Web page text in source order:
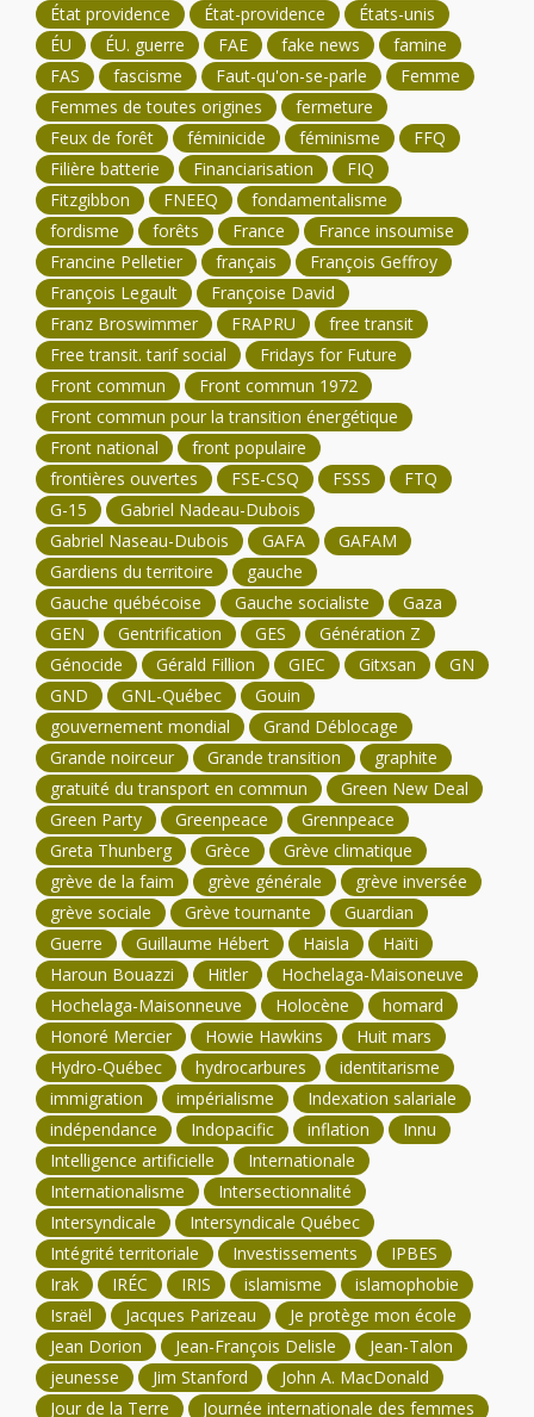
État providence
État-providence
États-unis
ÉU
ÉU. guerre FAE fake news
famine
FAS
fascisme Faut-qu'on-se-parle
Femme
Femmes de toutes origines
fermeture
Feux de forêt
féminicide féminisme
FFQ
Filière batterie
Financiarisation
FIQ
Fitzgibbon
FNEEQ
fondamentalisme
fordisme
forêts France
France insoumise
Francine Pelletier
français
François Geffroy
François Legault
Françoise David
Franz Broswimmer
FRAPRU
free transit
Free transit. tarif social
Fridays for Future
Front commun
Front commun 1972
Front commun pour la transition énergétique
Front national
front populaire
frontières ouvertes
FSE-CSQ FSSS
FTQ
G-15
Gabriel Nadeau-Dubois
Gabriel Naseau-Dubois
GAFA
GAFAM
Gardiens du territoire
gauche
Gauche québécoise
Gauche socialiste
Gaza
GEN
Gentrification GES
Génération Z
Génocide
Gérald Fillion GIEC Gitxsan
GN
GND
GNL-Québec
Gouin
gouvernement mondial
Grand Déblocage
Grande noirceur
Grande transition
graphite
gratuité du transport en commun
Green New Deal
Green Party
Greenpeace
Grennpeace
Greta Thunberg
Grèce
Grève climatique
grève de la faim
grève générale
grève inversée
grève sociale
Grève tournante
Guardian
Guerre
Guillaume Hébert Haisla
Haïti
Haroun Bouazzi
Hitler
Hochelaga-Maisoneuve
Hochelaga-Maisonneuve
Holocène
homard
Honoré Mercier
Howie Hawkins
Huit mars
Hydro-Québec
hydrocarbures
identitarisme
immigration
impérialisme
Indexation salariale
indépendance
Indopacific inflation
Innu
Intelligence artificielle
Internationale
Internationalisme
Intersectionnalité
Intersyndicale
Intersyndicale Québec
Intégrité territoriale
Investissements
IPBES
Irak
IRÉC IRIS islamisme
islamophobie
Israël
Jacques Parizeau
Je protège mon école
Jean Dorion
Jean-François Delisle
Jean-Talon
jeunesse
Jim Stanford
John A. MacDonald
Jour de la Terre
Journée internationale des femmes